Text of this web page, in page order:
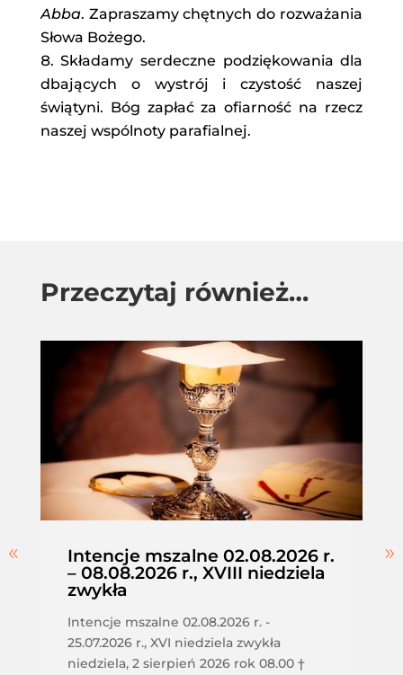
Abba. Zapraszamy chętnych do rozważania
Słowa Bożego.
Składamy serdeczne podziękowania dla
dbających o wystrój i czystość naszej
świątyni. Bóg zapłać za ofiarność na rzecz
naszej wspólnoty parafialnej.
Przeczytaj również…
Intencje mszalne 02.08.2026 r.
– 08.08.2026 r., XVIII niedziela
zwykła
Intencje mszalne 02.08.2026 r. -
25.07.2026 r., XVI niedziela zwykła
niedziela, 2 sierpień 2026 rok 08.00 †